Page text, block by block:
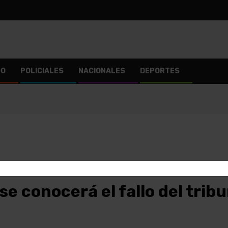
POLICIALES NACIONALES DEPORTES
conocerá el fallo del